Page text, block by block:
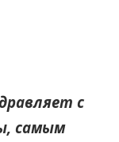
с
самым